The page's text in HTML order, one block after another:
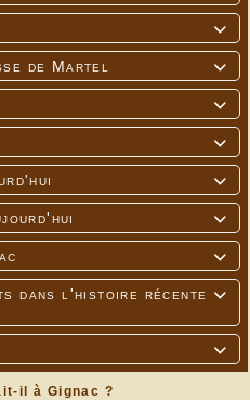


de Martel






dans l'histoire récente

il à Gignac ?